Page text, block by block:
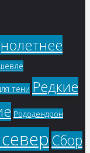
тени Редкие
Рододендрон
Сбор